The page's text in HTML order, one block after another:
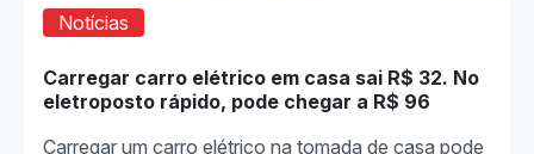
Notícias
Carregar carro elétrico em casa sai R$ 32. No
eletroposto rápido, pode chegar a R$ 96
Carregar um carro elétrico na tomada de casa pode